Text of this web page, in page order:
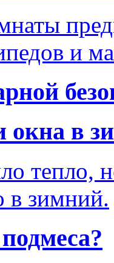
и
окна в
тепло,
в зимний.